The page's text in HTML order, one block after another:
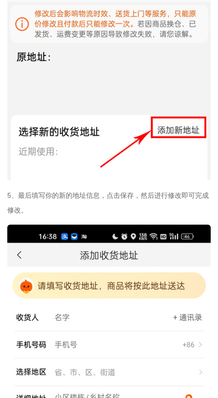
5、最后填写你的新的地址信息，点击保存，然后进行修改即可完成
修改。